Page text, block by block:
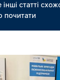
статті
почитати